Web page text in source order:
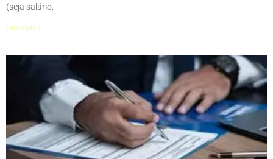
(seja salário,
Leia mais »